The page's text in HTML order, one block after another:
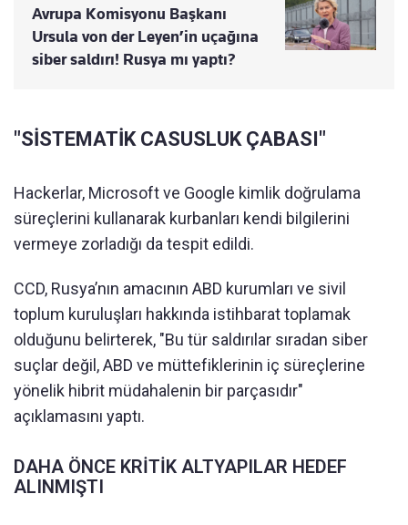
Avrupa Komisyonu Başkanı
Ursula von der Leyen’in uçağına
siber saldırı! Rusya mı yaptı?
"SİSTEMATİK CASUSLUK ÇABASI"
Hackerlar, Microsoft ve Google kimlik doğrulama
süreçlerini kullanarak kurbanları kendi bilgilerini
vermeye zorladığı da tespit edildi.
CCD, Rusya’nın amacının ABD kurumları ve sivil
toplum kuruluşları hakkında istihbarat toplamak
olduğunu belirterek, "Bu tür saldırılar sıradan siber
suçlar değil, ABD ve müttefiklerinin iç süreçlerine
yönelik hibrit müdahalenin bir parçasıdır"
açıklamasını yaptı.
DAHA ÖNCE KRİTİK ALTYAPILAR HEDEF
ALINMIŞTI